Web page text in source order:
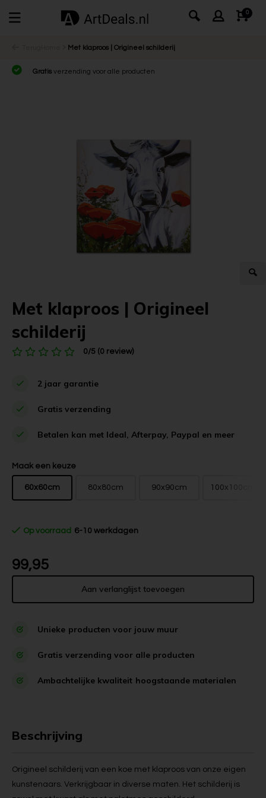
0
Met klaproos | Origineel schilderij
Gratis verzending voor alle producten
Met klaproos | Origineel
schilderij
0/5 (0 review)
2 jaar garantie
Gratis verzending
Betalen kan met Ideal, Afterpay, Paypal en meer
Maak een keuze
60x60cm 80x80cm 90x90cm 100x100cm
Op voorraad 6-10 werkdagen
99,95
Aan verlanglijst toevoegen
Unieke producten voor jouw muur
Gratis verzending voor alle producten
Ambachtelijke kwaliteit hoogstaande materialen
Beschrijving
Origineel schilderij van een koe met klaproos van onze eigen
kunstenaars. Verkrijgbaar in diverse maten. Het schilderij is